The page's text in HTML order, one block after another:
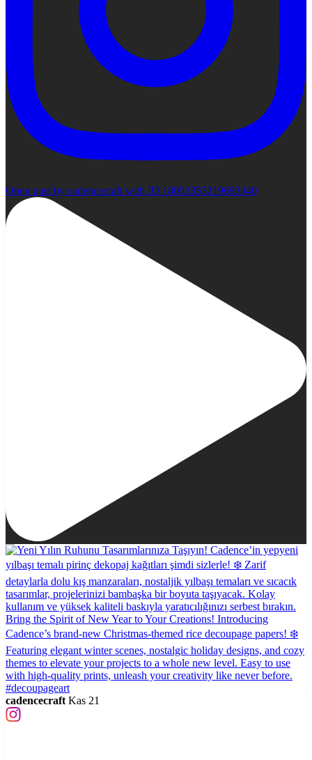
Open post by cadencecraft with ID 18003353219693340
cadencecraft Kas 21